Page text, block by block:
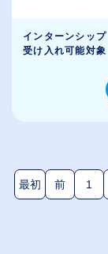
インターンシップ
受け入れ可能対象
最初 前 1